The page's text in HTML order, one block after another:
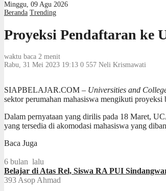
Minggu, 09 Agu 2026
Beranda Trending
Proyeksi Pendaftaran ke
waktu baca 2 menit
Rabu, 31 Mei 2023 19:13 0 557 Neli Krismawati
SIAPBELAJAR.COM – Universities and
sektor perumahan mahasiswa mengikuti proyeksi
Dalam pernyataan yang dirilis pada 18 Maret,
yang tersedia di akomodasi mahasiswa yang
Baca Juga
6 bulan lalu
Belajar di Atas Rel, Siswa RA PUI
393 Asop Ahmad